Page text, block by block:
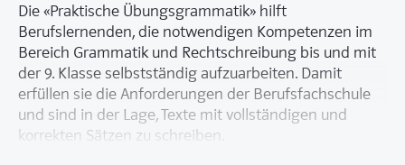
Die «Praktische Übungsgrammatik» hilft
Berufslernenden, die notwendigen Kompetenzen im
Bereich Grammatik und Rechtschreibung bis und mit
der 9. Klasse selbstständig aufzuarbeiten. Damit
erfüllen sie die Anforderungen der Berufsfachschule
und sind in der Lage, Texte mit vollständigen und
korrekten Sätzen zu schreiben.